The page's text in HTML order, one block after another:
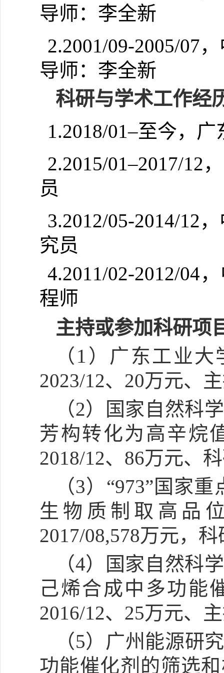
导师：李全新
2.2001/09-2005/07
导师：李全新
科研与学术工作经
1.2018/01–至今，
2.2015/01–2017/12
员
3.2012/05-2014/12
究员
4.2011/02-2012/04
程师
主持或参加科研项
（ 1）广东工业大
2023/12、20万元、
（2）国家自然科
芳构转化为高辛烷
2018/12、86万元、
（3）“973”国家
生物质制取高品
2017/08,578万元，
（4）国家自然科
己烯合成中多功能
2016/12、25万元、
（5） 广州能源研
功能催化剂的筛选